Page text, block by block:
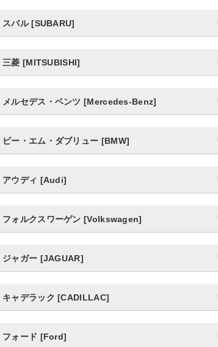
スバル [SUBARU]
三菱 [MITSUBISHI]
メルセデス・ベンツ [Mercedes-Benz]
ビー・エム・ダブリュー [BMW]
アウディ [Audi]
フォルクスワーゲン [Volkswagen]
ジャガー [JAGUAR]
キャデラック [CADILLAC]
フォード [Ford]